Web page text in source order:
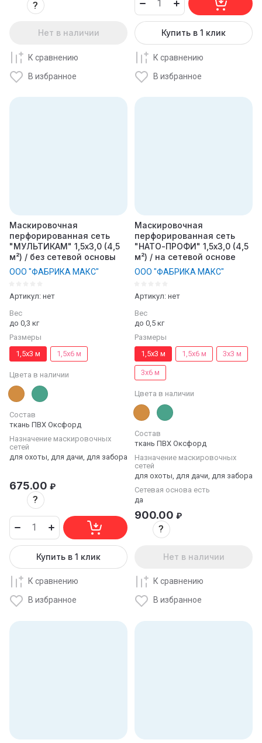
?
Нет в наличии
К сравнению
В избранное
Купить в 1 клик
К сравнению
В избранное
Маскировочная
перфорированная сеть
"МУЛЬТИКАМ" 1,5х3,0 (4,5
м²) / без сетевой основы
ООО "ФАБРИКА МАКС"
Артикул: нет
Вес
до 0,3 кг
Размеры
1,5х3 м
1,5х6 м
Цвета в наличии
Состав
ткань ПВХ Оксфорд
Назначение маскировочных
сетей
для охоты, для дачи, для забора
675.00 ₽
?
Купить в 1 клик
К сравнению
В избранное
Маскировочная
перфорированная сеть
"НАТО-ПРОФИ" 1,5х3,0 (4,5
м²) / на сетевой основе
ООО "ФАБРИКА МАКС"
Артикул: нет
Вес
до 0,5 кг
Размеры
1,5х3 м
1,5х6 м 3х3 м
3х6 м
Цвета в наличии
Состав
ткань ПВХ Оксфорд
Назначение маскировочных
сетей
для охоты, для дачи, для забора
Сетевая основа есть
да
900.00 ₽
?
Нет в наличии
К сравнению
В избранное